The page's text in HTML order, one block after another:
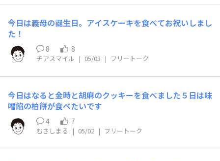
今日は義母の誕生日。アイスケーキを食べてお祝いしまし
た！
8 8
チアスマイル | 05/03 | フリートーク
今日はなると金時と胡麻のクッキーを食べました５日は味
噌餡の柏餅が食べたいです
4 7
むさしまる | 05/02 | フリートーク